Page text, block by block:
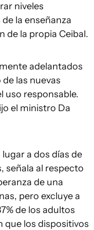
niveles
la enseñanza
de la propia Ceibal.
adelantados
las nuevas
uso responsable.
el ministro Da
a dos días de
señala al respecto
de una
pero excluye a
de los adultos
que los dispositivos